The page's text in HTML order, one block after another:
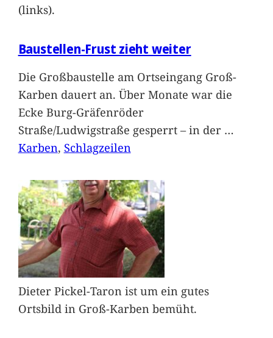
(links).
Baustellen-Frust zieht weiter
Die Großbaustelle am Ortseingang Groß-
Karben dauert an. Über Monate war die
Ecke Burg-Gräfenröder
Straße/Ludwigstraße gesperrt – in der …
Karben, Schlagzeilen
Dieter Pickel-Taron ist um ein gutes
Ortsbild in Groß-Karben bemüht.